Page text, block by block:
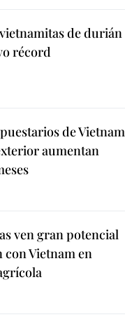
de durián
récord
de Vietnam
aumentan
ven gran potencial
Vietnam en